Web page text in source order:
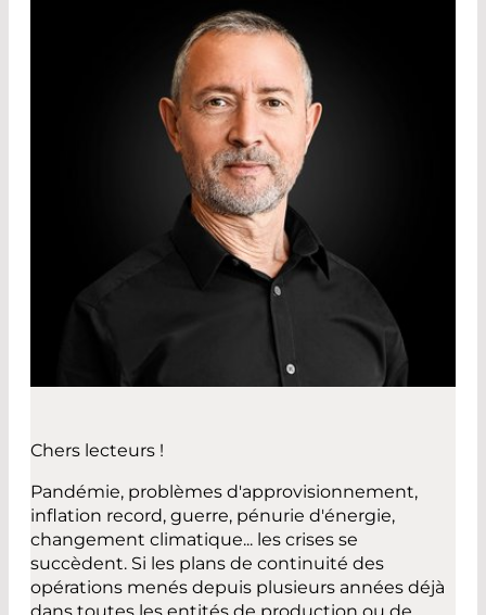
Chers lecteurs !
Pandémie, problèmes d'approvisionnement,
inflation record, guerre, pénurie d'énergie,
changement climatique... les crises se
succèdent. Si les plans de continuité des
opérations menés depuis plusieurs années déjà